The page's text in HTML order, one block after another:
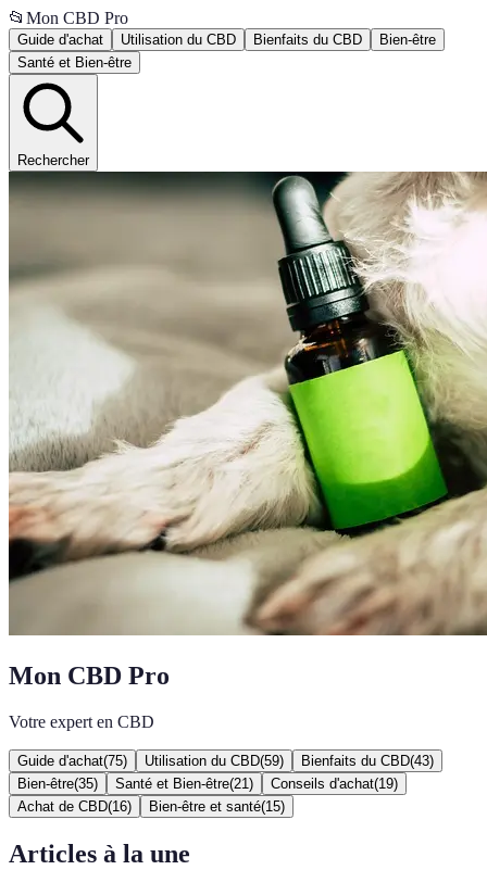
📂 Mon CBD Pro
Guide d'achat Utilisation du CBD Bienfaits du CBD
Bien-être
Santé et Bien-être
Rechercher
Mon CBD Pro
Votre expert en CBD
Guide d'achat(75) Utilisation du CBD(59) Bienfaits du CBD(43)
Bien-être(35) Santé et Bien-être(21 ) Conseils d'achat(19)
Achat de CBD(16) Bien-être et santé(15)
Articles à la une